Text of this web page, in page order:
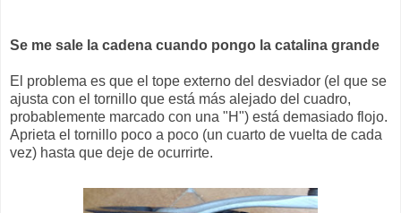
Se me sale la cadena cuando pongo la catalina grande
El problema es que el tope externo del desviador (el que se
ajusta con el tornillo que está más alejado del cuadro,
probablemente marcado con una "H") está demasiado flojo.
Aprieta el tornillo poco a poco (un cuarto de vuelta de cada
vez) hasta que deje de ocurrirte.